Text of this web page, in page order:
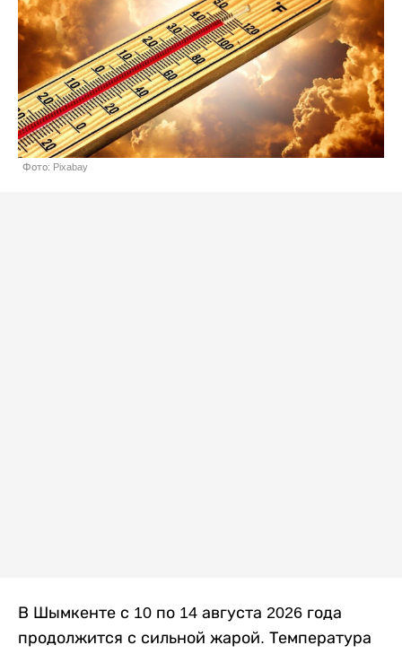
Фото: Pixabay
В Шымкенте с 10 по 14 августа 2026 года
продолжится с сильной жарой. Температура